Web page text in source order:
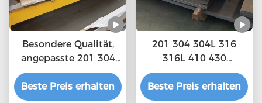
Besondere Qualität,
angepasste 201 304
316 Edelstahlbleche
Beste Preis erhalten
201 304 304L 316
316L 410 430
Edelstahlbleche mit
individueller Länge
2500mm.6000mm
Beste Preis erhalten